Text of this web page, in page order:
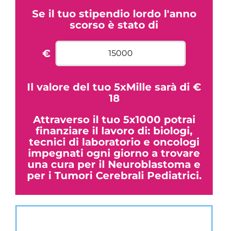
Se il tuo stipendio lordo l'anno
scorso è stato di
€
Il valore del tuo 5xMille sarà di €
18
Attraverso il tuo 5x1000 potrai
finanziare il lavoro di: biologi,
tecnici di laboratorio e oncologi
impegnati ogni giorno a trovare
una cura per il Neuroblastoma e
per i Tumori Cerebrali Pediatrici.